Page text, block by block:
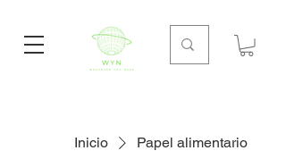
Inicio Papel alimentario